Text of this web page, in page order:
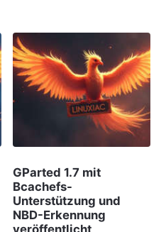
GParted 1.7 mit
Bcachefs-
Unterstützung und
NBD-Erkennung
veröffentlicht